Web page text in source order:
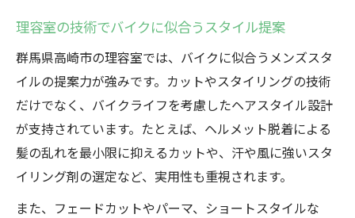
理容室の技術でバイクに似合うスタイル提案
群馬県高崎市の理容室では、バイクに似合うメンズスタ
イルの提案力が強みです。カットやスタイリングの技術
だけでなく、バイクライフを考慮したヘアスタイル設計
が支持されています。たとえば、ヘルメット脱着による
髪の乱れを最小限に抑えるカットや、汗や風に強いスタ
イリング剤の選定など、実用性も重視されます。
また、フェードカットやパーマ、ショートスタイルな